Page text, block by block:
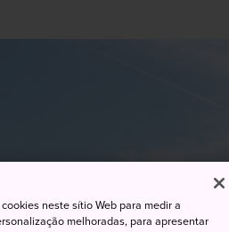
neste sítio Web para medir a
melhoradas, para apresentar